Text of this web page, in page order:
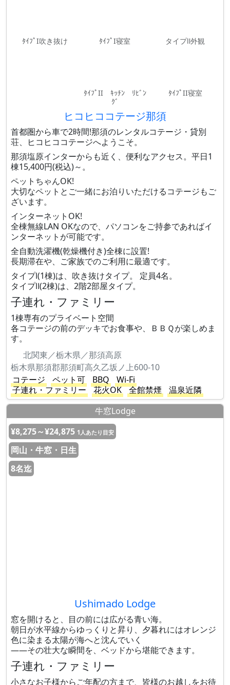
ﾀｲﾌﾟI吹き抜け ﾀｲﾌﾟI寝室 タイプⅡ外観
ﾀｲﾌﾟII ｷｯﾁﾝ ﾘﾋﾞﾝ
ｸﾞ
ﾀｲﾌﾟII寝室
ヒコヒココテージ那須
首都圏から車で2時間!那須のレンタルコテージ・貸別
荘、ヒコヒココテージへようこそ。
那須塩原インターからも近く、便利なアクセス。平日1
棟15,400円(税込)～。
ペットちゃんOK!
大切なペットとご一緒にお泊りいただけるコテージもご
ざいます。
インターネットOK!
全棟無線LAN OKなので、パソコンをご持参であればイ
ンターネットが可能です。
全自動洗濯機(乾燥機付き)全棟に設置!
長期滞在や、ご家族でのご利用に最適です。
タイプⅠ(1棟)は、吹き抜けタイプ。 定員4名。
タイプⅡ(2棟)は、2階2部屋タイプ。
子連れ・ファミリー
1棟専有のプライベート空間
各コテージの前のデッキでお食事や、ＢＢＱが楽しめま
す。
北関東／栃木県／那須高原
栃木県那須郡那須町高久乙坂ノ上600-10
コテージ
ペット可 BBQ
Wi-Fi
子連れ・ファミリー
花火OK 全館禁煙
温泉近隣
牛窓Lodge
¥8,275～¥24,875 1人あたり目安
岡山・牛窓・日生
8名迄
Ushimado Lodge
窓を開けると、目の前には広がる青い海。
朝日が水平線からゆっくりと昇り、夕暮れにはオレンジ
色に染まる太陽が海へと沈んでいく
——その壮大な瞬間を、ベッドから堪能できます。
子連れ・ファミリー
小さなお子様からご年配の方まで、皆様のお越しをお待